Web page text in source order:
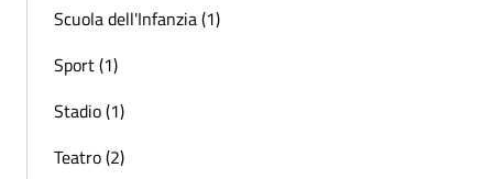
Scuola dell'Infanzia (1)
Sport (1)
Stadio (1)
Teatro (2)